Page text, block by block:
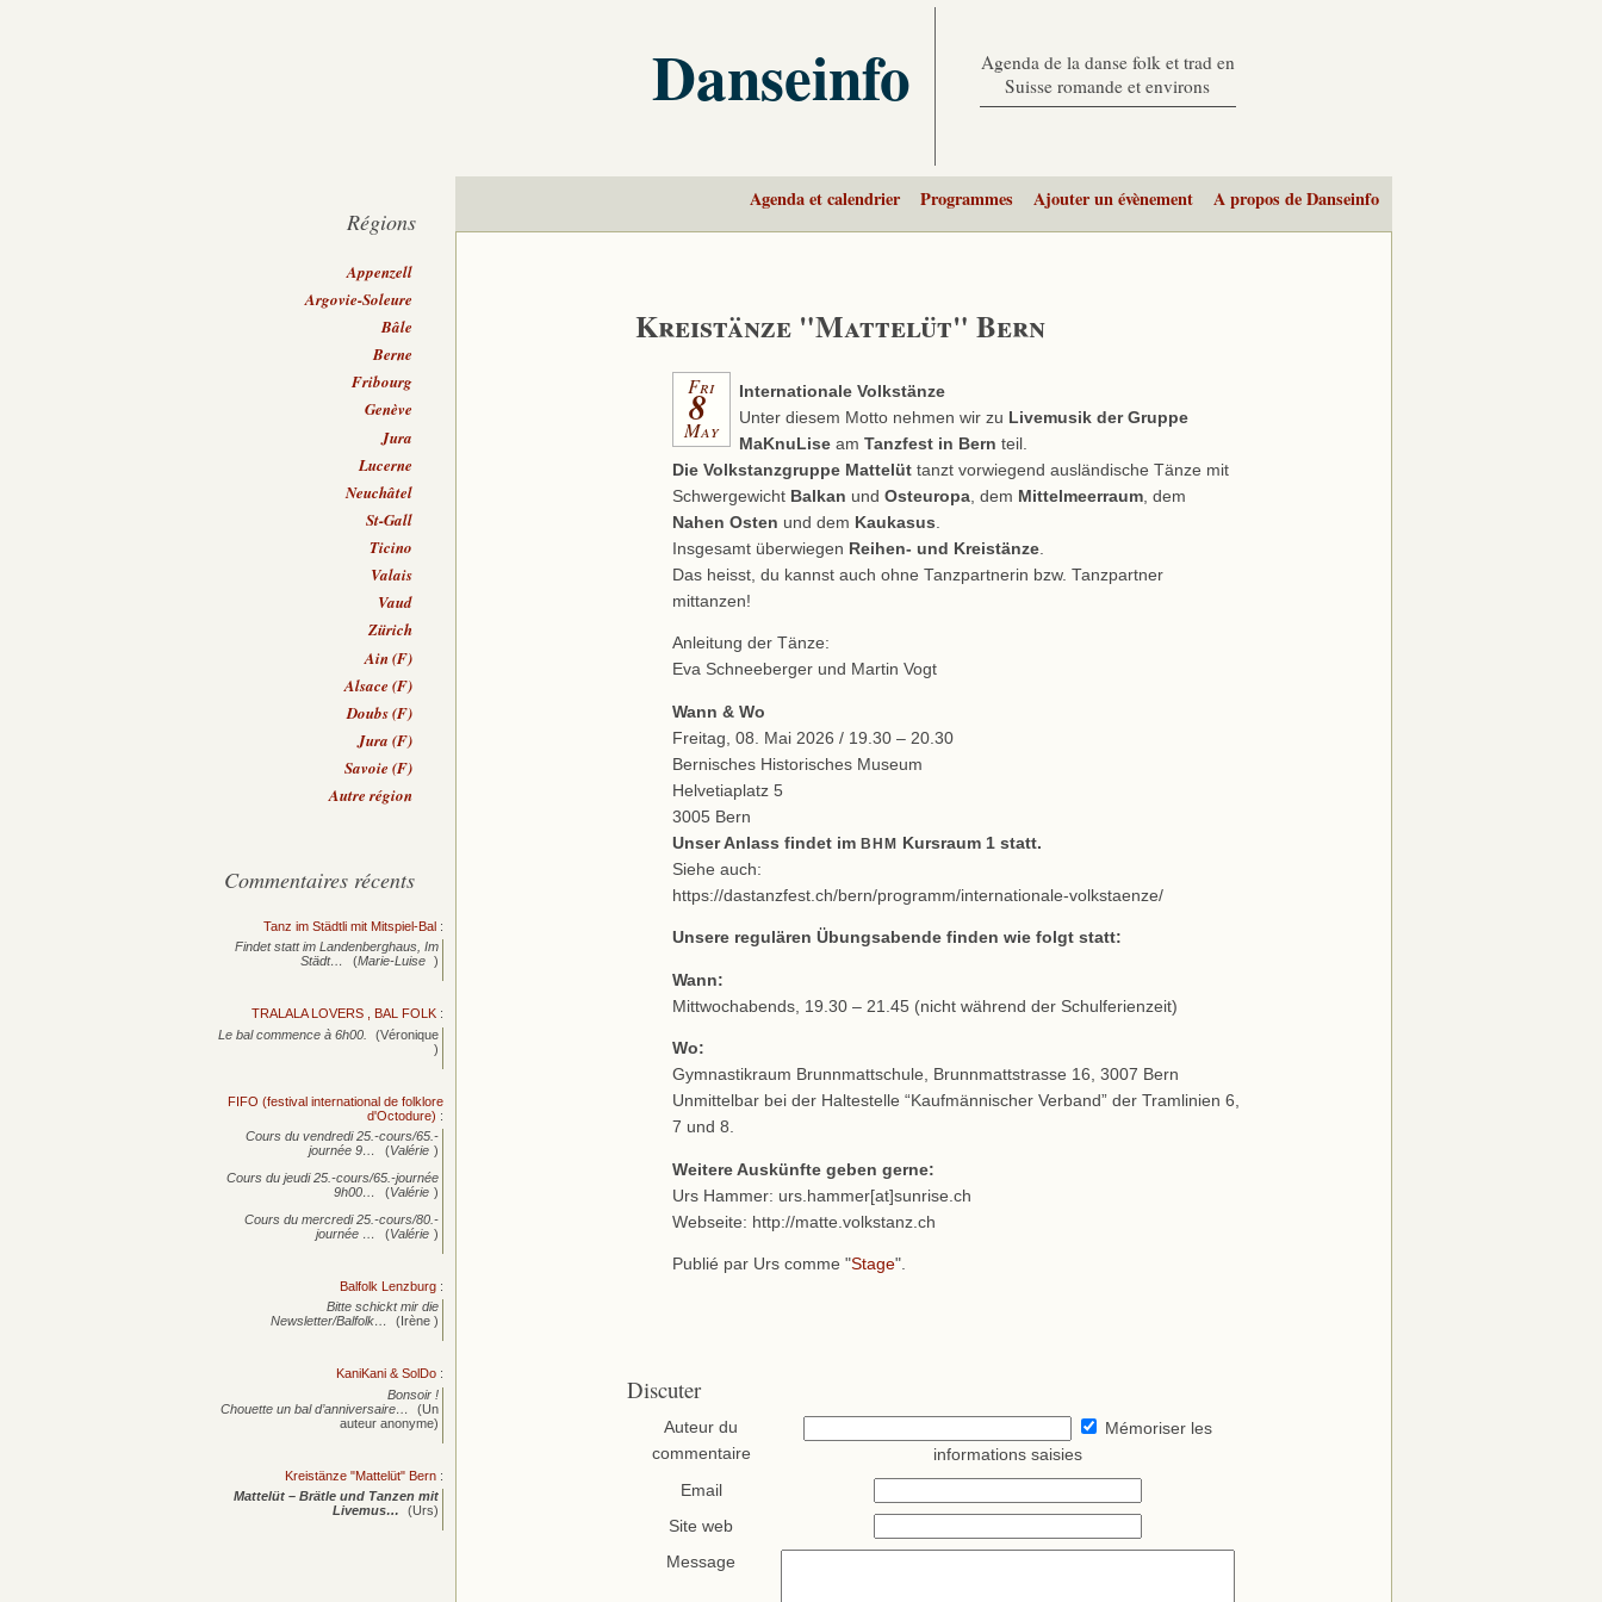
Danseinfo
Agenda de la danse folk et trad en
Suisse romande et environs
Agenda et calendrier Programmes Ajouter un évènement A propos de Danseinfo
Kreistänze "Mattelüt" Bern
Fri
8
May
Internationale Volkstänze
Unter diesem Motto nehmen wir zu Livemusik der Gruppe
MaKnuLiseam Tanzfest in Bern teil.
Die Volkstanzgruppe Mattelüttanzt vorwiegend ausländische Tänze mit
Schwergewicht Balkan und Osteuropa, dem Mittelmeerraum, dem
Nahen Osten und dem Kaukasus
Insgesamt überwiegen Reihen- und Kreistänze.
Das heisst, du kannst auch ohne Tanzpartnerin bzw. Tanzpartner
mittanzen!
Anleitung der Tänze:
Eva Schneeberger und Martin Vogt
Wann & Wo
Freitag, 08. Mai 2026 / 19.30 – 20.30
Bernisches Historisches Museum
Helvetiaplatz 5
3005 Bern
Unser Anlass findet im BHM Kursraum 1 statt.
Siehe auch:
https://dastanzfest.ch/bern/programm/internationale-volkstaenze/
Unsere regulären Übungsabende finden wie folgt statt:
Wann:
Mittwochabends, 19.30 – 21.45 (nicht während der Schulferienzeit)
Wo:
Gymnastikraum Brunnmattschule, Brunnmattstrasse 16, 3007 Bern
Unmittelbar bei der Haltestelle “Kaufmännischer Verband” der Tramlinien 6,
7 und 8.
Weitere Auskünfte geben gerne:
Urs Hammer: urs.hammer[at]sunrise.ch
Webseite: http://matte.volkstanz.ch
Publié par Urs comme "Stage".
Discuter
Auteur du
commentaire
Mémoriser les
informations saisies
Email
Site web
Message
Régions
Appenzell
Argovie-Soleure
Bâle
Berne
Fribourg
Genève
Jura
Lucerne
Neuchâtel
St-Gall
Ticino
Valais
Vaud
Zürich
Ain (F)
Alsace (F)
Doubs (F)
Jura (F)
Savoie (F)
Autre région
Commentaires récents
Tanz im Städtli mit Mitspiel-Bal :
Findet statt im Landenberghaus, Im
Städt…
(Marie-Luise )
TRALALA LOVERS , BAL FOLK :
Le bal commence à 6h00.
(Véronique
)
FIFO (festival international de folklore
d'Octodure) :
Cours du vendredi 25.-cours/65.-
journée 9… (Valérie )
Cours du jeudi 25.-cours/65.-journée
9h00…
(Valérie )
Cours du mercredi 25.-cours/80.-
journée … (Valérie )
Balfolk Lenzburg :
Bitte schickt mir die
Newsletter/Balfolk…
(Irène )
KaniKani & SolDo :
Bonsoir !
Chouette un bal d’anniversaire…
(Un
auteur anonyme)
Kreistänze "Mattelüt" Bern :
Mattelüt – Brätle und Tanzen mit
Livemus…
(Urs)